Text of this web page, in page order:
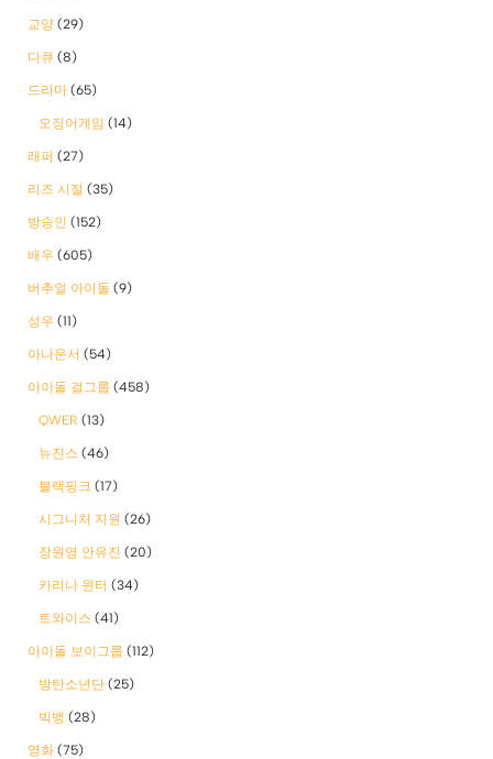
교양 (29)
다큐 (8)
드라마 (65)
오징어게임 (14)
래퍼 (27)
리즈 시절 (35)
방송인 (152)
배우 (605)
버추얼 아이돌 (9)
성우 (11)
아나운서 (54)
아이돌 걸그룹 (458)
QWER (13)
뉴진스 (46)
블랙핑크 (17)
시그니처 지원 (26)
장원영 안유진 (20)
카리나 윈터 (34)
트와이스 (41)
아이돌 보이그룹 (112)
방탄소년단 (25)
빅뱅 (28)
영화 (75)